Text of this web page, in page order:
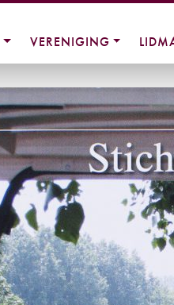
VERENIGING